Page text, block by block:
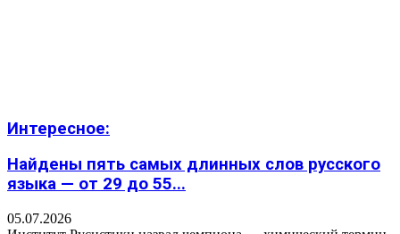
Интересное:
Найдены пять самых длинных слов русского
языка — от 29 до 55...
05.07.2026